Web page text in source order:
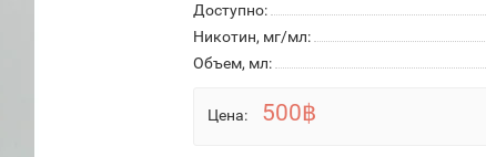
Доступно:
Никотин, мг/мл:
Объем, мл:
Цена: 500฿